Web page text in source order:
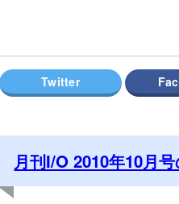
月刊I/O 2010年10月